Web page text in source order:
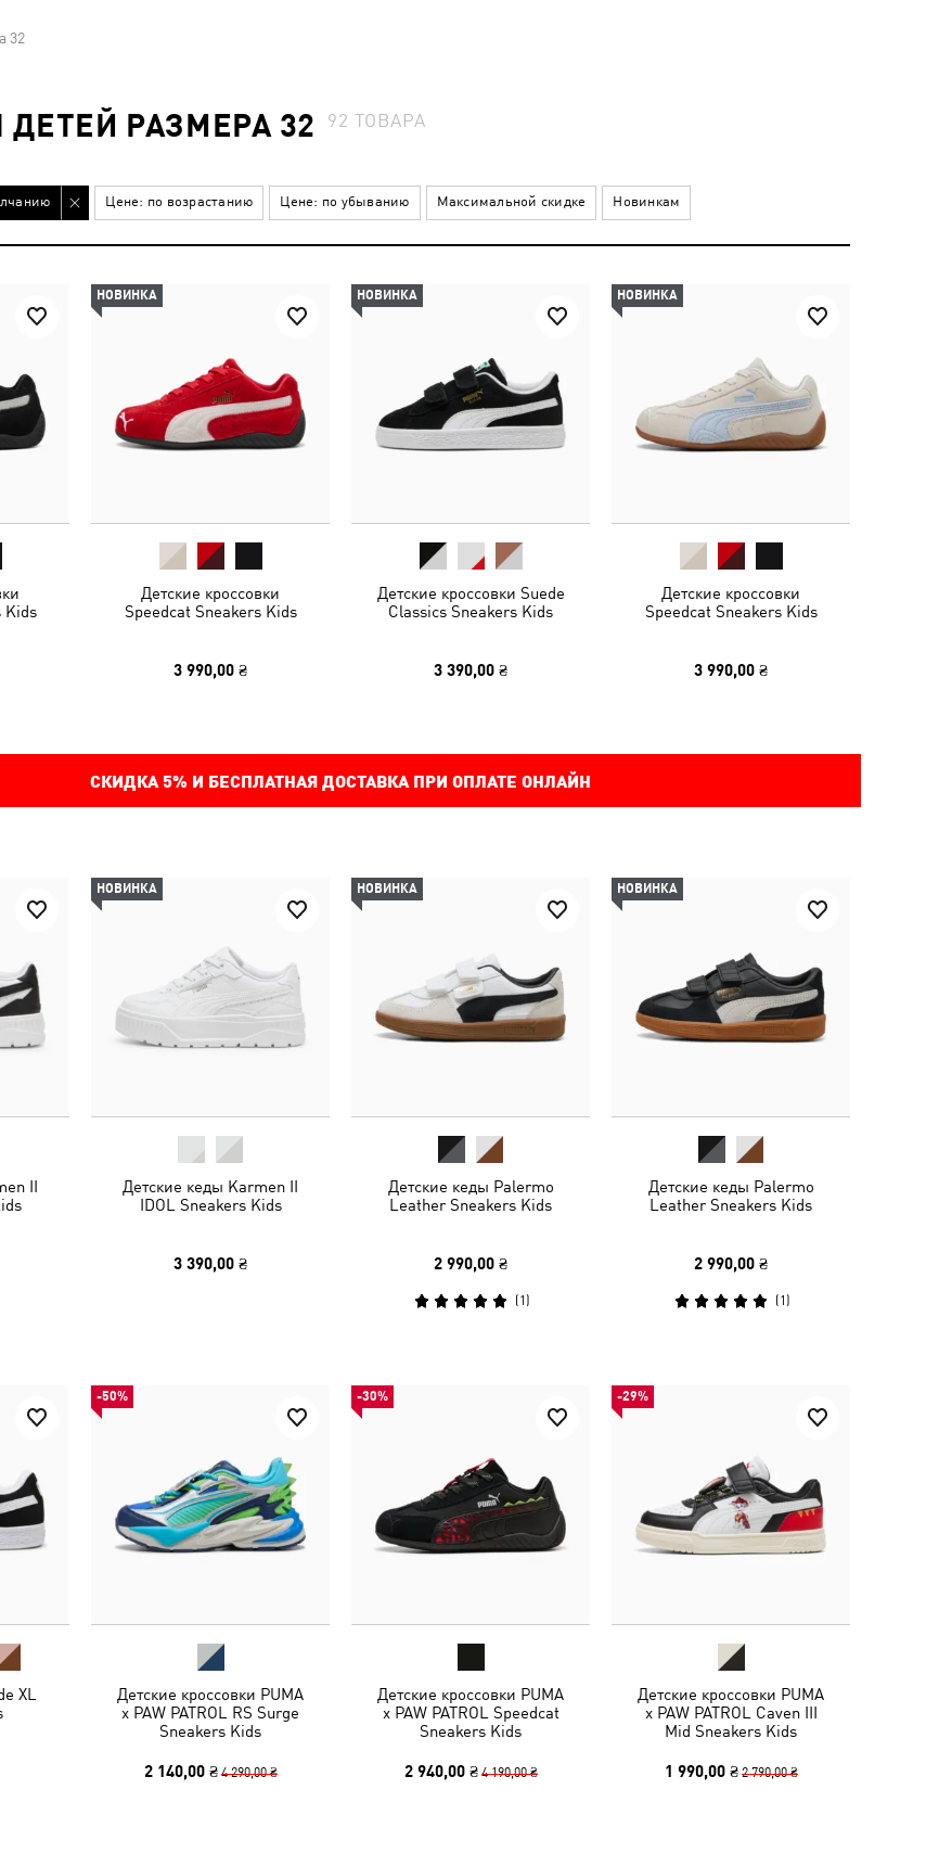
32
РАЗМЕРА 32 92 ТОВАРА
Цене: по возрастанию Цене: по убыванию Максимальной скидке Новинкам
Kids
НОВИНКА
Детские кроссовки
Speedcat Sneakers Kids
3 990,00 ₴
НОВИНКА
Детские кроссовки Suede
Classics Sneakers Kids
3 390,00 ₴
НОВИНКА
Детские кроссовки
Speedcat Sneakers Kids
3 990,00 ₴
СКИДКА 5% И БЕСПЛАТНАЯ ДОСТАВКА ПРИ ОПЛАТЕ ОНЛАЙН
II
НОВИНКА
Детские кеды Karmen II
IDOL Sneakers Kids
3 390,00 ₴
НОВИНКА
Детские кеды Palermo
Leather Sneakers Kids
2 990,00 ₴
(1 )
НОВИНКА
Детские кеды Palermo
Leather Sneakers Kids
2 990,00 ₴
(1 )
XL
-50%
Детские кроссовки PUMA
x PAW PATROL RS Surge
Sneakers Kids
2 140,00 ₴ 4 290,00 ₴
-30%
Детские кроссовки PUMA
x PAW PATROL Speedcat
Sneakers Kids
2 940,00 ₴ 4 190,00 ₴
-29%
Детские кроссовки PUMA
x PAW PATROL Caven III
Mid Sneakers Kids
1 990,00 ₴ 2 790,00 ₴